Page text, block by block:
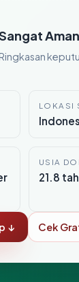
Aman
LOKASI
USIA
21.8
↓ Cek